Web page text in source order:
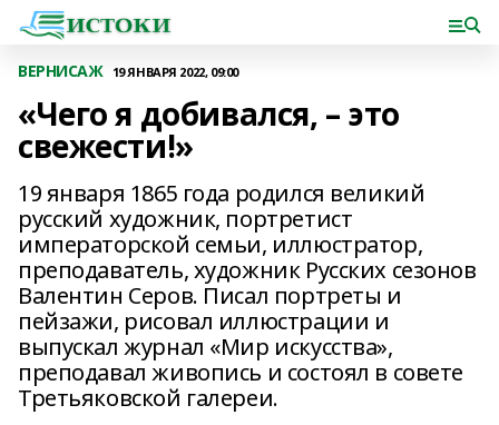
ВЕРНИСАЖ 19 ЯНВАРЯ 2022, 09:00
«Чего я добивался, – это
свежести!»
19 января 1865 года родился великий
русский художник, портретист
императорской семьи, иллюстратор,
преподаватель, художник Русских сезонов
Валентин Серов. Писал портреты и
пейзажи, рисовал иллюстрации и
выпускал журнал «Мир искусства»,
преподавал живопись и состоял в совете
Третьяковской галереи.